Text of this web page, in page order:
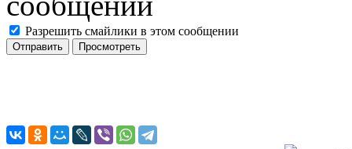
Разрешить смайлики в этом сообщении